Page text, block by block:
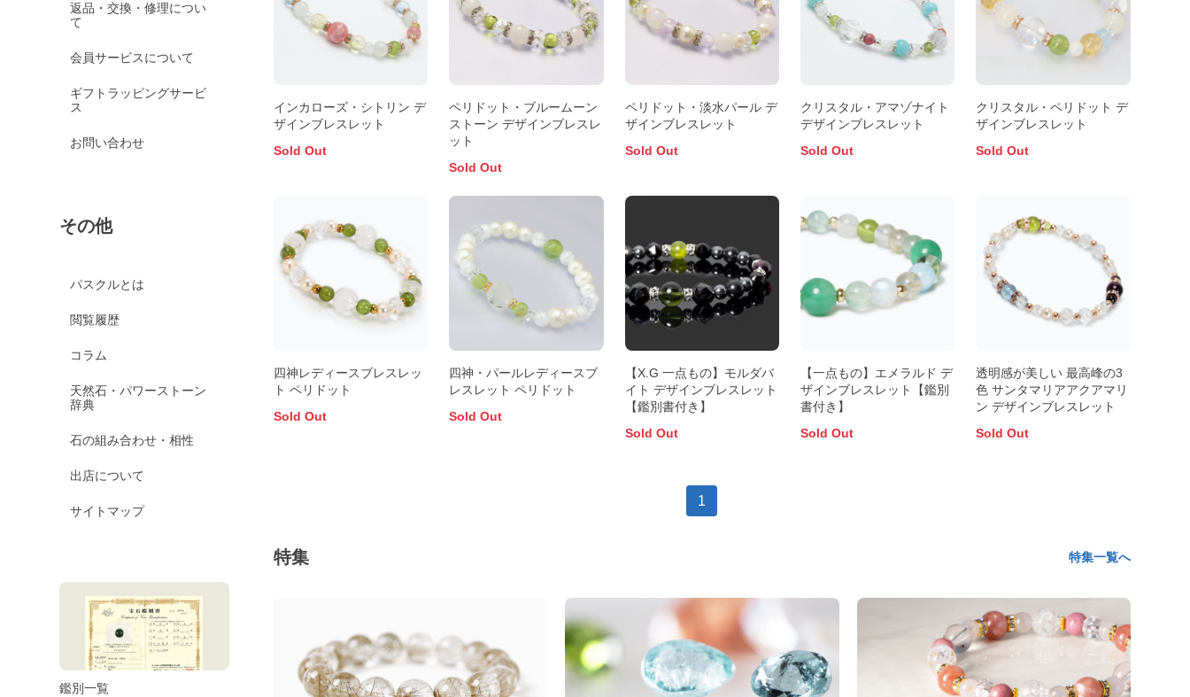
返品・交換・修理につい
て
会員サービスについて
ギフトラッピングサービ
ス
お問い合わせ
その他
パスクルとは
閲覧履歴
コラム
天然石・パワーストーン
辞典
石の組み合わせ・相性
出店について
サイトマップ
鑑別一覧
インカローズ・シトリン デ
ザインブレスレット
Sold Out
ペリドット・ブルームーン
ストーン デザインブレスレ
ット
Sold Out
ペリドット・淡水パール デ
ザインブレスレット
Sold Out
クリスタル・アマゾナイト
デザインブレスレット
Sold Out
クリスタル・ペリドット デ
ザインブレスレット
Sold Out
四神レディースブレスレッ
ト ペリドット
Sold Out
四神・パールレディースブ
レスレット ペリドット
Sold Out
【X.G 一点もの】モルダバ
イト デザインブレスレット
【鑑別書付き】
Sold Out
【一点もの】エメラルド デ
ザインブレスレット【鑑別
書付き】
Sold Out
透明感が美しい 最高峰の3
色 サンタマリアアクアマリ
ン デザインブレスレット
Sold Out
1
特集 特集一覧へ